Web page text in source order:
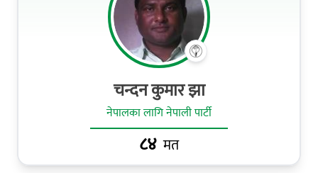
चन्दन कुमार झा
नेपालका लागि नेपाली पार्टी
८४ मत